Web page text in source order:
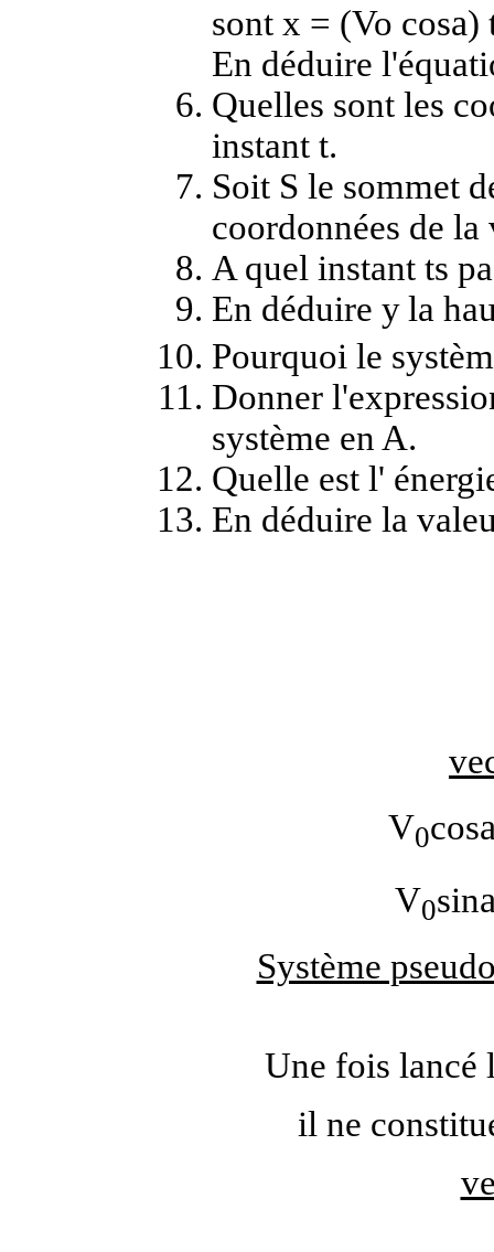
sont x = (Vo cosa)
En déduire
Quelles sont les
instant t.
Soit S le sommet
coordonnées de
A quel instant ts
En déduire yla
Pourquoi le
Donner
système en A.
Quelle est l'
En déduire la
V0cos
V0sin
Système
Une fois lancé
il ne